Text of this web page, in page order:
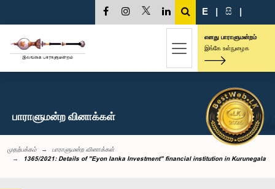
E | සි |
எனது பாராளுமன்றம்
இங்கே உள்நுழைக
பாராளுமன்ற வினாக்கள்
முதற்பக்கம்
பாராளுமன்ற வினாக்கள்
1365/2021: Details of "Eyon lanka Investment" financial institution in Kurunegala